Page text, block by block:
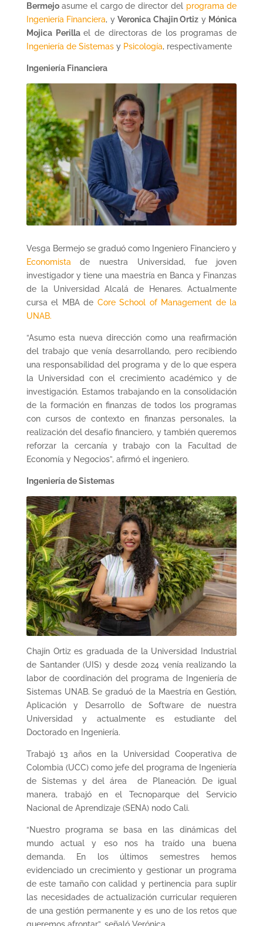
Bermejoasume el cargo de director del programa de
Ingeniería Financiera, yVeronica Chajin Ortiz y Mónica
Mojica Perillael de directoras de los programas de
Ingeniería de Sistemasy Psicología, respectivamente
Ingeniería Financiera
Vesga Bermejo se graduó como Ingeniero Financiero y
Economista de nuestra Universidad, fue joven
investigador y tiene una maestría en Banca y Finanzas
de la Universidad Alcalá de Henares. Actualmente
cursa el MBA de Core School of Management de la
UNAB.
“Asumo esta nueva dirección como una reafirmación
del trabajo que venía desarrollando, pero recibiendo
una responsabilidad del programa y de lo que espera
la Universidad con el crecimiento académico y de
investigación. Estamos trabajando en la consolidación
de la formación en finanzas de todos los programas
con cursos de contexto en finanzas personales, la
realización del desafío financiero, y también queremos
reforzar la cercanía y trabajo con la Facultad de
Economía y Negocios”, afirmó el ingeniero.
Ingeniería de Sistemas
Chajín Ortiz es graduada de la Universidad Industrial
de Santander (UIS) y desde 2024 venía realizando la
labor de coordinación del programa de Ingeniería de
Sistemas UNAB. Se graduó de la Maestría en Gestión,
Aplicación y Desarrollo de Software de nuestra
Universidad y actualmente es estudiante del
Doctorado en Ingeniería.
Trabajó 13 años en la Universidad Cooperativa de
Colombia (UCC) como jefe del programa de Ingeniería
de Sistemas y del área de Planeación. De igual
manera, trabajó en el Tecnoparque del Servicio
Nacional de Aprendizaje (SENA) nodo Cali.
“Nuestro programa se basa en las dinámicas del
mundo actual y eso nos ha traído una buena
demanda. En los últimos semestres hemos
evidenciado un crecimiento y gestionar un programa
de este tamaño con calidad y pertinencia para suplir
las necesidades de actualización curricular requieren
de una gestión permanente y es uno de los retos que
queremos afrontar”, señaló Verónica.